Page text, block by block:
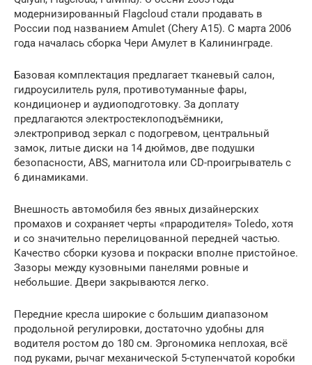
модернизированный Flagcloud стали продавать в
России под названием Amulet (Chery А15). С марта 2006
года началась сборка Чери Амулет в Калининграде.
Базовая комплектация предлагает тканевый салон,
гидроусилитель руля, противотуманные фары,
кондиционер и аудиоподготовку. За доплату
предлагаются электростеклоподъёмники,
электропривод зеркал с подогревом, центральный
замок, литые диски на 14 дюймов, две подушки
безопасности, ABS, магнитола или CD-проигрыватель с
6 динамиками.
Внешность автомобиля без явных дизайнерских
промахов и сохраняет черты «прародителя» Toledo, хотя
и со значительно перелицованной передней частью.
Качество сборки кузова и покраски вполне пристойное.
Зазоры между кузовными панелями ровные и
небольшие. Двери закрываются легко.
Передние кресла широкие с большим диапазоном
продольной регулировки, достаточно удобны для
водителя ростом до 180 см. Эргономика неплохая, всё
под руками, рычаг механической 5-ступенчатой коробки